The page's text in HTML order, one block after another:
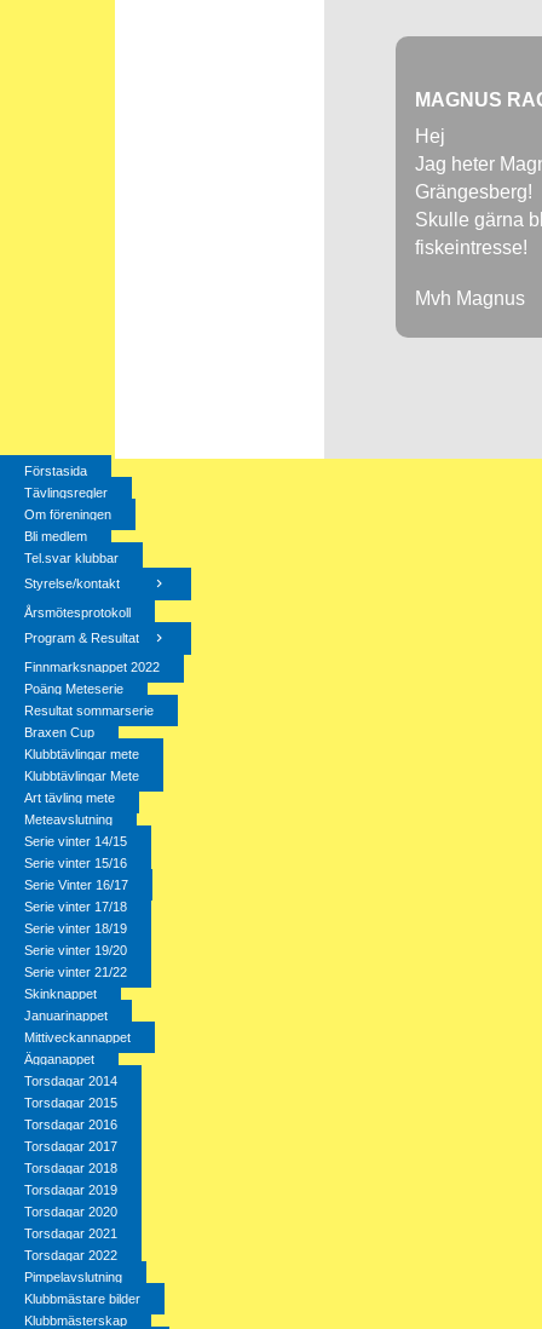
MAGNUS
Hej
Jag heter
Grängesberg!
Skulle gärna
fiskeintresse!
Mvh Magnus
Förstasida
Tävlingsregler
Om föreningen
Bli medlem
Tel.svar klubbar
Styrelse/kontakt
Årsmötesprotokoll
Program & Resultat
Finnmarksnappet 2022
Poäng Meteserie
Resultat sommarserie
Braxen Cup
Klubbtävlingar mete
Klubbtävlingar Mete
Art tävling mete
Meteavslutning
Serie vinter 14/15
Serie vinter 15/16
Serie Vinter 16/17
Serie vinter 17/18
Serie vinter 18/19
Serie vinter 19/20
Serie vinter 21/22
Skinknappet
Januarinappet
Mittiveckannappet
Ägganappet
Torsdagar 2014
Torsdagar 2015
Torsdagar 2016
Torsdagar 2017
Torsdagar 2018
Torsdagar 2019
Torsdagar 2020
Torsdagar 2021
Torsdagar 2022
Pimpelavslutning
Klubbmästare bilder
Klubbmästerskap